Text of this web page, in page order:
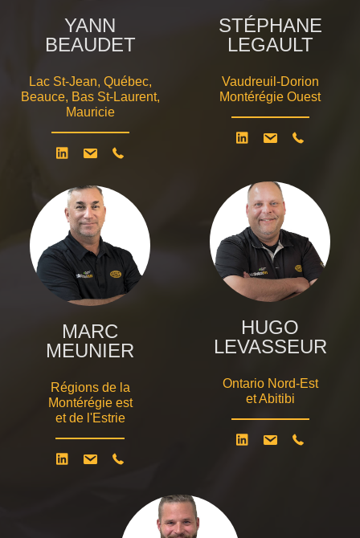
YANN
BEAUDET
Lac St-Jean, Québec,
Beauce, Bas St-Laurent,
Mauricie
STÉPHANE
LEGAULT
Vaudreuil-Dorion
Montérégie Ouest
MARC
MEUNIER
Régions de la
Montérégie est
et de l'Estrie
HUGO
LEVASSEUR
Ontario Nord-Est
et Abitibi